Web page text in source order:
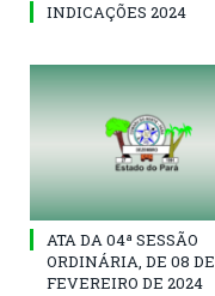
INDICAÇÕES 2024
ATA DA 04ª SESSÃO
ORDINÁRIA, DE 08 DE
FEVEREIRO DE 2024